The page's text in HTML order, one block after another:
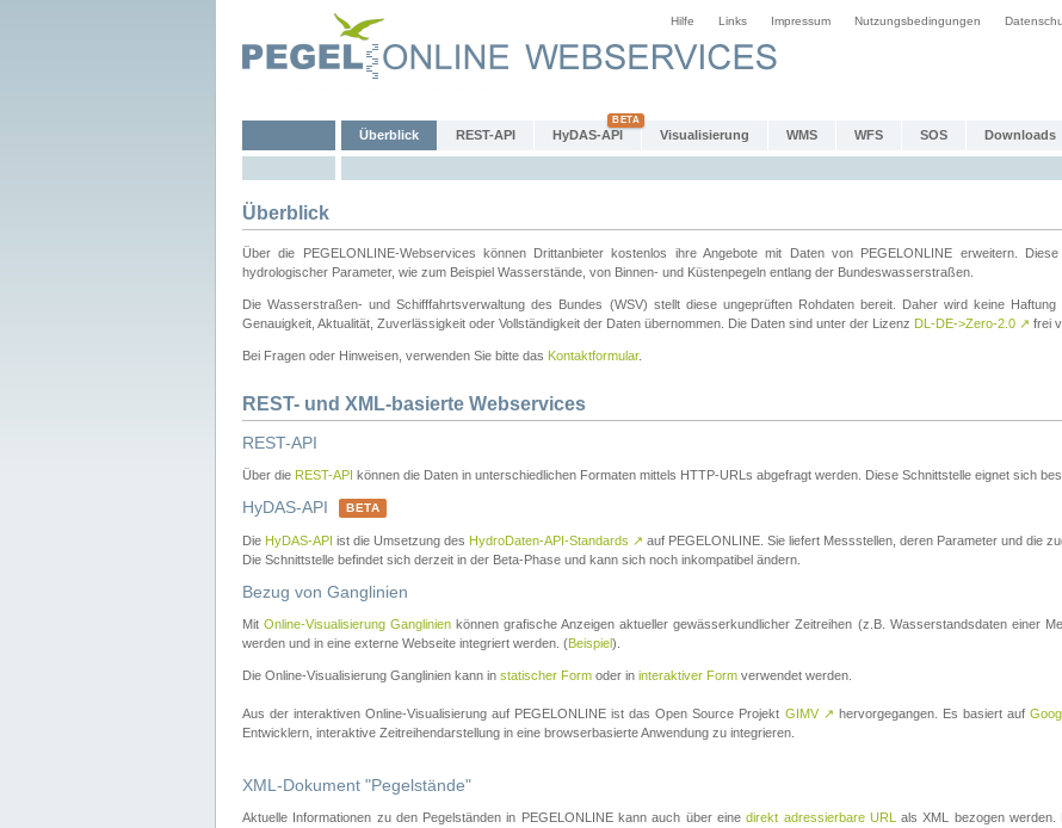
Hilfe Links Impressum Nutzungsbedingungen
Überblick REST-API HyDAS-API Visualisierung WMS WFS SOS Downloads
Überblick
Über die PEGELONLINE-Webservices können Drittanbieter kostenlos ihre Angebote mit Daten von PEGELONLINE erweitern.
hydrologischer Parameter, wie zum Beispiel Wasserstände, von Binnen- und Küstenpegeln entlang der Bundeswasserstraßen.
Die Wasserstraßen- und Schifffahrtsverwaltung des Bundes (WSV) stellt diese ungeprüften Rohdaten bereit. Daher wird keine Haftung
Genauigkeit, Aktualität, Zuverlässigkeit oder Vollständigkeit der Daten übernommen. Die Daten sind unter der Lizenz DL-DE->Zero-2.0 ↗ frei
Bei Fragen oder Hinweisen, verwenden Sie bitte das Kontaktformular.
REST- und XML-basierte Webservices
REST-API
Über die REST-API können die Daten in unterschiedlichen Formaten mittels HTTP-URLs abgefragt werden. Diese Schnittstelle eignet sich
HyDAS-API BETA
Die HyDAS-API ist die Umsetzung des HydroDaten-API-Standards ↗ auf PEGELONLINE. Sie liefert Messstellen, deren Parameter und die
Die Schnittstelle befindet sich derzeit in der Beta-Phase und kann sich noch inkompatibel ändern.
Bezug von Ganglinien
MitOnline-Visualisierung Ganglinien können grafische Anzeigen aktueller gewässerkundlicher Zeitreihen (z.B. Wasserstandsdaten einer
werden und in eine externe Webseite integriert werden. (Beispiel).
Die Online-Visualisierung Ganglinien kann in statischer Form oder in interaktiver Form verwendet werden.
Aus der interaktiven Online-Visualisierung auf PEGELONLINE ist das Open Source Projekt GIMV ↗ hervorgegangen. Es basiert auf
Entwicklern, interaktive Zeitreihendarstellung in eine browserbasierte Anwendung zu integrieren.
XML-Dokument "Pegelstände"
Aktuelle Informationen zu den Pegelständen in PEGELONLINE kann auch über einedirekt adressierbare URL
als XML bezogen werden.